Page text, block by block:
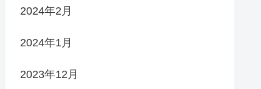
2024年2月
2024年1月
2023年12月